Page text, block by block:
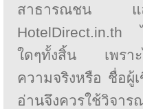
สาธารณชน และ
HotelDirect.in.th
ใดๆทั้งสิ้น เพราะ
ความจริงหรือ ชื่อผู้
อ่านจึงควรใช้วิจา